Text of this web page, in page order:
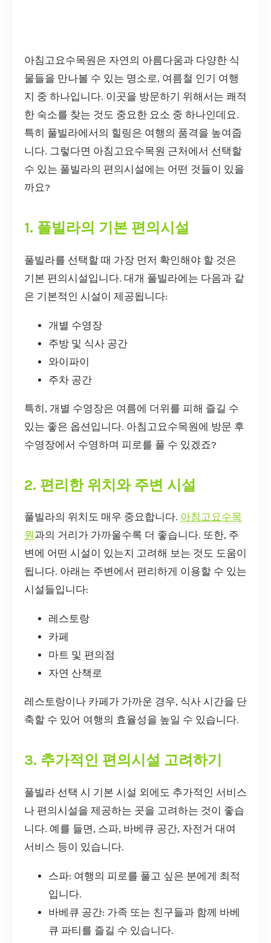
아침고요수목원은 자연의 아름다움과 다양한 식
물들을 만나볼 수 있는 명소로, 여름철 인기 여행
지 중 하나입니다. 이곳을 방문하기 위해서는 쾌적
한 숙소를 찾는 것도 중요한 요소 중 하나인데요.
특히 풀빌라에서의 힐링은 여행의 품격을 높여줍
니다. 그렇다면 아침고요수목원 근처에서 선택할
수 있는 풀빌라의 편의시설에는 어떤 것들이 있을
까요?
1. 풀빌라의 기본 편의시설
풀빌라를 선택할 때 가장 먼저 확인해야 할 것은
기본 편의시설입니다. 대개 풀빌라에는 다음과 같
은 기본적인 시설이 제공됩니다:
개별 수영장
주방 및 식사 공간
와이파이
주차 공간
특히, 개별 수영장은 여름에 더위를 피해 즐길 수
있는 좋은 옵션입니다. 아침고요수목원에 방문 후
수영장에서 수영하며 피로를 풀 수 있겠죠?
2. 편리한 위치와 주변 시설
풀빌라의 위치도 매우 중요합니다. 아침고요수목
원과의 거리가 가까울수록 더 좋습니다. 또한, 주
변에 어떤 시설이 있는지 고려해 보는 것도 도움이
됩니다. 아래는 주변에서 편리하게 이용할 수 있는
시설들입니다:
레스토랑
카페
마트 및 편의점
자연 산책로
레스토랑이나 카페가 가까운 경우, 식사 시간을 단
축할 수 있어 여행의 효율성을 높일 수 있습니다.
3. 추가적인 편의시설 고려하기
풀빌라 선택 시 기본 시설 외에도 추가적인 서비스
나 편의시설을 제공하는 곳을 고려하는 것이 좋습
니다. 예를 들면, 스파, 바베큐 공간, 자전거 대여
서비스 등이 있습니다.
스파: 여행의 피로를 풀고 싶은 분에게 최적
입니다.
바베큐 공간: 가족 또는 친구들과 함께 바베
큐 파티를 즐길 수 있습니다.